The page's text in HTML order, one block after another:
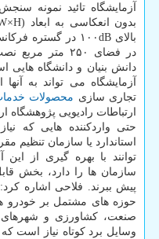
در فضای ۲۵۰
دانش بنیان و دانشگاه هایی
آزمایشگاه می تواند به
تجاری سازی محصولات
ارتباطات رادیویی پژوهشگاه
حتی واردکننده هایی که
استاندارد یا سازمان تنظیم
توانند با بهره گیری از
سازمان ها را دارد، بخش
پیش ببرند. فلاحی اشاره
حوزه های مشتمل بر خودرو
صنعت، کشاورزی و شهرهای